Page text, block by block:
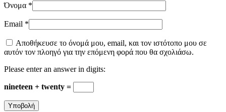
Όνομα *
Email *
Αποθήκευσε το όνομά μου, email, και τον ιστότοπο μου σε
αυτόν τον πλοηγό για την επόμενη φορά που θα σχολιάσω.
Please enter an answer in digits:
nineteen + twenty =